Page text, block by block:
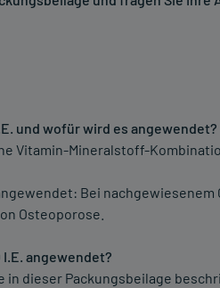
und wofür wird es angewendet?
Vitamin-Mineralstoff-
Bei nachgewiesenem
Osteoporose.
angewendet?
dieser Packungsbeilage